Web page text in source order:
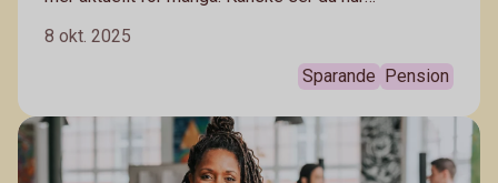
mer på hur du själv vill ha det när du drar dig tillbaka.
Här får du tips om hur du kan tänka.
8 okt. 2025
Sparande Pension